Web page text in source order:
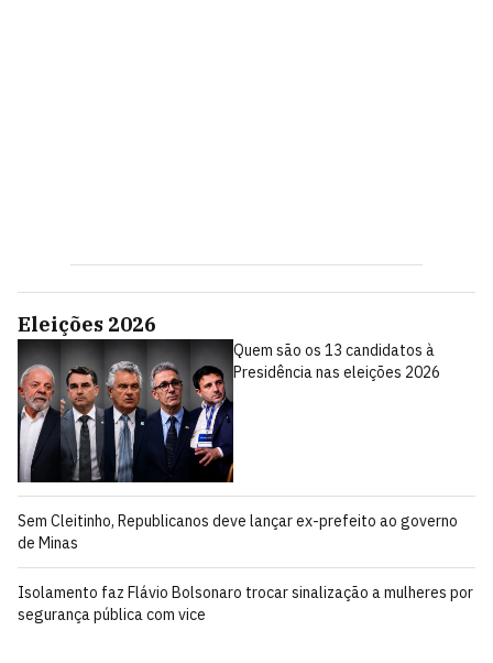
Eleições 2026
Quem são os 13 candidatos à
Presidência nas eleições 2026
Sem Cleitinho, Republicanos deve lançar ex-prefeito ao governo
de Minas
Isolamento faz Flávio Bolsonaro trocar sinalização a mulheres por
segurança pública com vice